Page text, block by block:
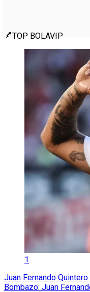
TOP BOLAVIP
1
Juan Fernando Quintero
Bombazo: Juan